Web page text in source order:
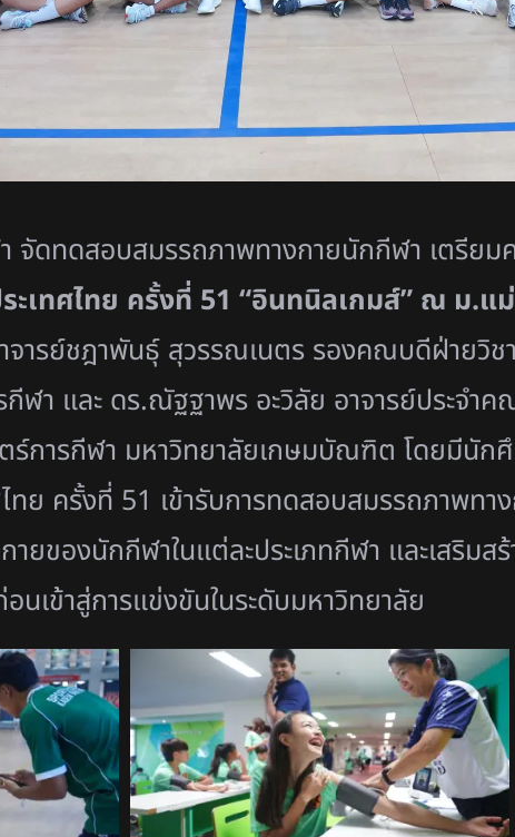
จัดทดสอบสมรรถภาพทางกายนักกีฬา เตรียม
ะเทศไทย ครั้งที่ 51 “อินทนิลเกมส์” ณ ม.แม่
ารย์ชฎาพันธุ์ สุวรรณเนตร รองคณบดีฝ่ายวิช
กีฬา และ ดร.ณัฐฐาพร อะวิลัย อาจารย์ประจำค
การกีฬา มหาวิทยาลัยเกษมบัณฑิต โดยมีนักศึ
ทย ครั้งที่ 51 เข้ารับการทดสอบสมรรถภาพทา
ายของนักกีฬาในแต่ละประเภทกีฬา และเสริม
นเข้าสู่การแข่งขันในระดับมหาวิทยาลัย